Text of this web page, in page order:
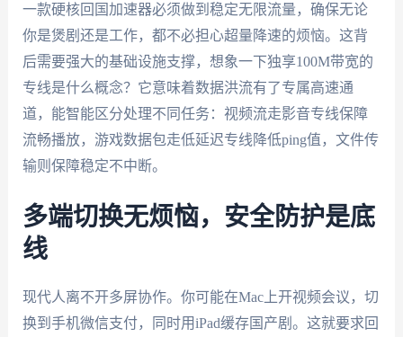
一款硬核回国加速器必须做到稳定无限流量，确保无论
你是煲剧还是工作，都不必担心超量降速的烦恼。这背
后需要强大的基础设施支撑，想象一下独享100M带宽的
专线是什么概念？它意味着数据洪流有了专属高速通
道，能智能区分处理不同任务：视频流走影音专线保障
流畅播放，游戏数据包走低延迟专线降低ping值，文件传
输则保障稳定不中断。
多端切换无烦恼，安全防护是底
线
现代人离不开多屏协作。你可能在Mac上开视频会议，切
换到手机微信支付，同时用iPad缓存国产剧。这就要求回